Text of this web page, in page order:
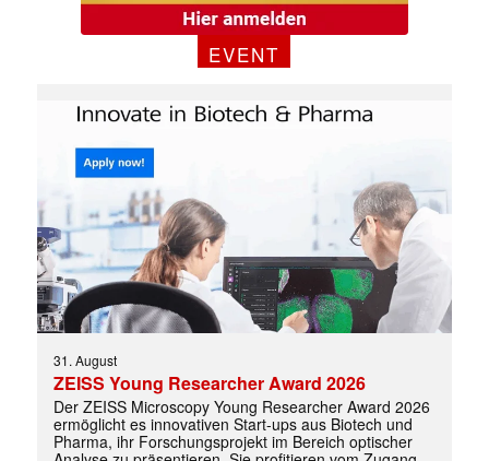
EVENT
31. August
ZEISS Young Researcher Award 2026
Der ZEISS Microscopy Young Researcher Award 2026
ermöglicht es innovativen Start-ups aus Biotech und
Pharma, ihr Forschungsprojekt im Bereich optischer